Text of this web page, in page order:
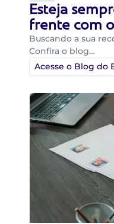
Esteja
frente com
Buscando a sua
Confira o blog…
Acesse o Blog do